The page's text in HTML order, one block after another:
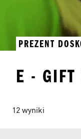
PREZENT
E - GIFT
12 wyniki